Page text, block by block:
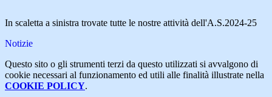
In scaletta a sinistra trovate tutte le nostre attività dell'A.S.2024-25
Notizie
Questo sito o gli strumenti terzi da questo utilizzati si avvalgono di
cookie necessari al funzionamento ed utili alle finalità illustrate nella
COOKIE POLICY.